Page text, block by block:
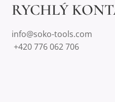
RYCHLÝ
info@soko-tools.com
+420 776 062 706